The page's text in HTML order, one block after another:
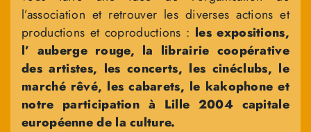
l’association et retrouver les diverses actions et
productions et coproductions : les expositions,
l’ auberge rouge, la librairie coopérative
des artistes, les concerts, les cinéclubs, le
marché rêvé, les cabarets, le kakophone et
notre participation à Lille 2004 capitale
européenne de la culture.